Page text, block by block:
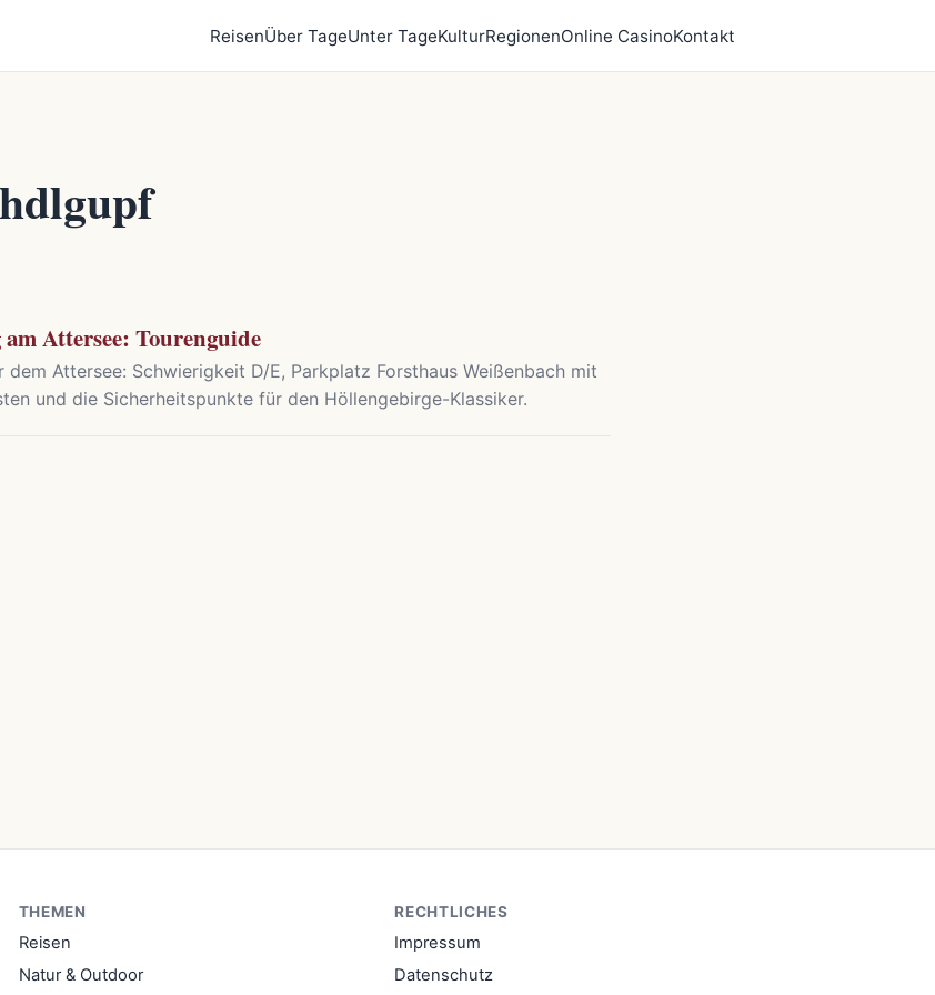
ReisenÜber TageUnter TageKulturRegionenOnline CasinoKontakt
Attersee: Tourenguide
Attersee: Schwierigkeit D/E, Parkplatz Forsthaus Weißenbach mit
und die Sicherheitspunkte für den Höllengebirge-Klassiker.
THEMEN
Reisen
Natur & Outdoor
RECHTLICHES
Impressum
Datenschutz